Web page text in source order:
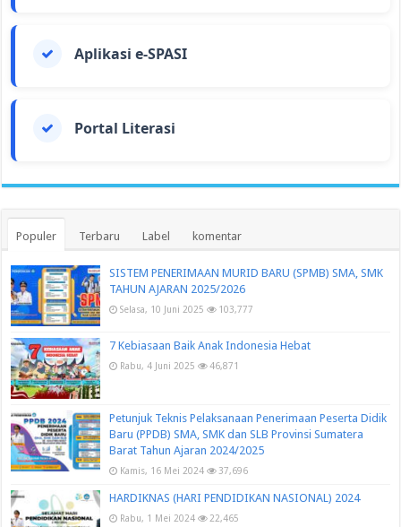
Aplikasi e-SPASI
Portal Literasi
Populer Terbaru Label komentar
SISTEM PENERIMAAN MURID BARU (SPMB) SMA, SMK
TAHUN AJARAN 2025/2026
Selasa, 10 Juni 2025 103,777
7 Kebiasaan Baik Anak Indonesia Hebat
Rabu, 4 Juni 2025 46,871
Petunjuk Teknis Pelaksanaan Penerimaan Peserta Didik
Baru (PPDB) SMA, SMK dan SLB Provinsi Sumatera
Barat Tahun Ajaran 2024/2025
Kamis, 16 Mei 2024 37,696
HARDIKNAS (HARI PENDIDIKAN NASIONAL) 2024
Rabu, 1 Mei 2024 22,465